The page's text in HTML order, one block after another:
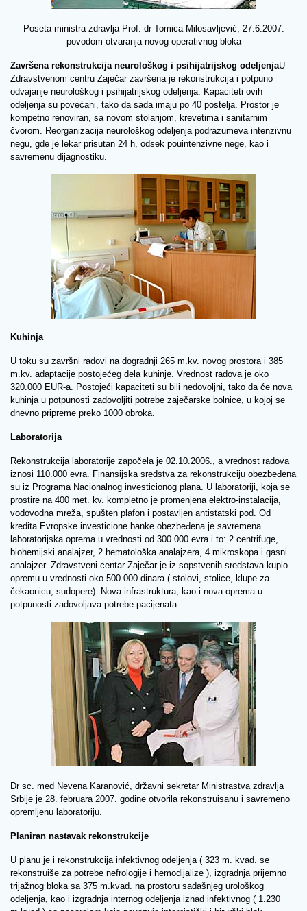
Poseta ministra zdravlja Prof. dr Tomica Milosavljević, 27.6.2007.
povodom otvaranja novog operativnog bloka
Završena rekonstrukcija neurološkog i psihijatrijskog odeljenjaU
Zdravstvenom centru Zaječar završena je rekonstrukcija i potpuno
odvajanje neurološkog i psihijatrijskog odeljenja. Kapaciteti ovih
odeljenja su povećani, tako da sada imaju po 40 postelja. Prostor je
kompetno renoviran, sa novom stolarijom, krevetima i sanitarnim
čvorom. Reorganizacija neurološkog odeljenja podrazumeva intenzivnu
negu, gde je lekar prisutan 24 h, odsek pouintenzivne nege, kao i
savremenu dijagnostiku.
Kuhinja
U toku su završni radovi na dogradnji 265 m.kv. novog prostora i 385
m.kv. adaptacije postojećeg dela kuhinje. Vrednost radova je oko
320.000 EUR-a. Postojeći kapaciteti su bili nedovoljni, tako da će nova
kuhinja u potpunosti zadovoljiti potrebe zaječarske bolnice, u kojoj se
dnevno pripreme preko 1000 obroka.
Laboratorija
Rekonstrukcija laboratorije započela je 02.10.2006., a vrednost radova
iznosi 110.000 evra. Finansijska sredstva za rekonstrukciju obezbeđena
su iz Programa Nacionalnog investicionog plana. U laboratoriji, koja se
prostire na 400 met. kv. kompletno je promenjena elektro-instalacija,
vodovodna mreža, spušten plafon i postavljen antistatski pod. Od
kredita Evropske investicione banke obezbeđena je savremena
laboratorijska oprema u vrednosti od 300.000 evra i to: 2 centrifuge,
biohemijski analajzer, 2 hematološka analajzera, 4 mikroskopa i gasni
analajzer. Zdravstveni centar Zaječar je iz sopstvenih sredstava kupio
opremu u vrednosti oko 500.000 dinara ( stolovi, stolice, klupe za
čekaonicu, sudopere). Nova infrastruktura, kao i nova oprema u
potpunosti zadovoljava potrebe pacijenata.
Dr sc. med Nevena Karanović, državni sekretar Ministrastva zdravlja
Srbije je 28. februara 2007. godine otvorila rekonstruisanu i savremeno
opremljenu laboratoriju.
Planiran nastavak rekonstrukcije
U planu je i rekonstrukcija infektivnog odeljenja ( 323 m. kvad. se
rekonstruiše za potrebe nefrologije i hemodijalize ), izgradnja prijemno
trijažnog bloka sa 375 m.kvad. na prostoru sadašnjeg urološkog
odeljenja, kao i izgradnja internog odeljenja iznad infektivnog ( 1.230